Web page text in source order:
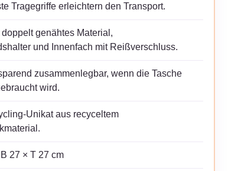
Tragegriffe erleichtern den Transport.
doppelt genähtes Material,
und Innenfach mit Reißverschluss.
zusammenlegbar, wenn die Tasche
wird.
Unikat aus recyceltem
27 × T 27 cm